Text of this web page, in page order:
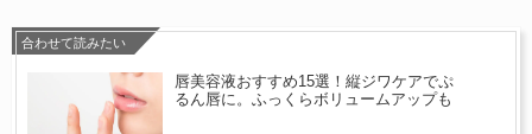
合わせて読みたい
唇美容液おすすめ15選！縦ジワケアでぷ
るん唇に。ふっくらボリュームアップも